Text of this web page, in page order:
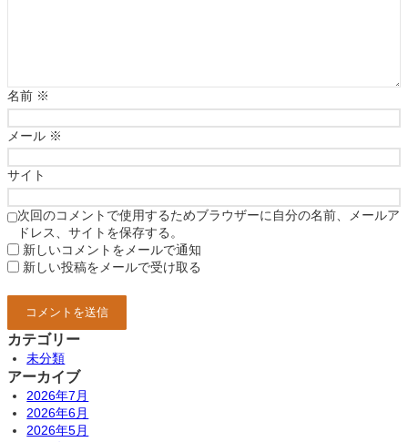
名前 ※
メール ※
サイト
次回のコメントで使用するためブラウザーに自分の名前、メールア
ドレス、サイトを保存する。
新しいコメントをメールで通知
新しい投稿をメールで受け取る
カテゴリー
未分類
アーカイブ
2026年7月
2026年6月
2026年5月